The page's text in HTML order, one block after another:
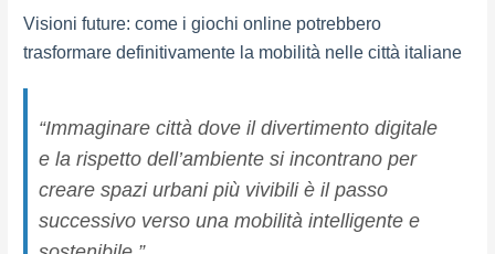
Visioni future: come i giochi online potrebbero
trasformare definitivamente la mobilità nelle città italiane
“Immaginare città dove il divertimento digitale
e la rispetto dell’ambiente si incontrano per
creare spazi urbani più vivibili è il passo
successivo verso una mobilità intelligente e